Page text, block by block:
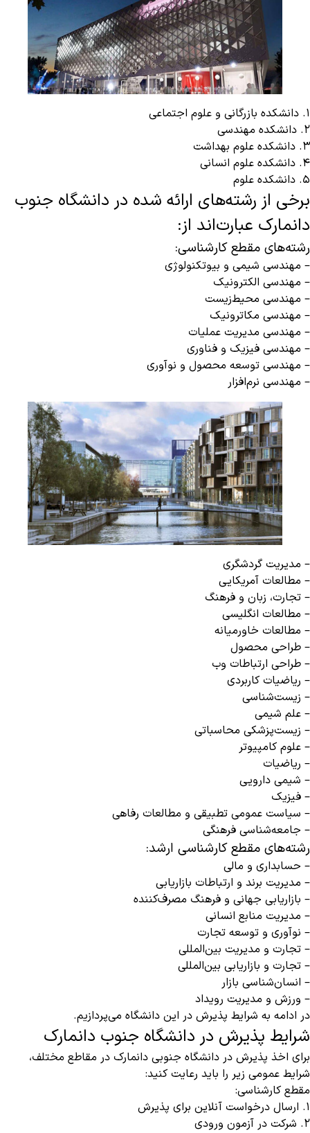
1. دانشکده بازرگانی و علوم اجتماعی
2. دانشکده مهندسی
3. دانشکده علوم بهداشت
4. دانشکده علوم انسانی
5. دانشکده علوم
برخی از رشته‌های ارائه شده در دانشگاه جنوب
دانمارک عبارت‌اند از:
رشته‌های مقطع کارشناسی:
– مهندسی شیمی و بیوتکنولوژی
– مهندسی الکترونیک
– مهندسی محیط‌زیست
– مهندسی مکاترونیک
– مهندسی مدیریت عملیات
– مهندسی فیزیک و فناوری
– مهندسی توسعه محصول و نوآوری
– مهندسی نرم‌افزار
– مدیریت گردشگری
– مطالعات آمریکایی
– تجارت، زبان و فرهنگ
– مطالعات انگلیسی
– مطالعات خاورمیانه
– طراحی محصول
– طراحی ارتباطات وب
– ریاضیات کاربردی
– زیست‌شناسی
– علم شیمی
– زیست‌پزشکی محاسباتی
– علوم کامپیوتر
– ریاضیات
– شیمی دارویی
– فیزیک
– سیاست عمومی تطبیقی ​​و مطالعات رفاهی
– جامعه‌شناسی فرهنگی
رشته‌های مقطع کارشناسی ارشد:
– حسابداری و مالی
– مدیریت برند و ارتباطات بازاریابی
– بازاریابی جهانی و فرهنگ مصرف‌کننده
– مدیریت منابع انسانی
– نوآوری و توسعه تجارت
– تجارت و مدیریت بین‌المللی
– تجارت و بازاریابی بین‌المللی
– انسان‌شناسی بازار
– ورزش و مدیریت رویداد
در ادامه به شرایط پذیرش در این دانشگاه می‌پردازیم.
شرایط پذیرش در دانشگاه جنوب دانمارک
برای اخذ پذیرش در دانشگاه جنوبی دانمارک در مقاطع مختلف،
شرایط عمومی زیر را باید رعایت کنید:
مقطع کارشناسی:
1. ارسال درخواست آنلاین برای پذیرش
2. شرکت در آزمون ورودی